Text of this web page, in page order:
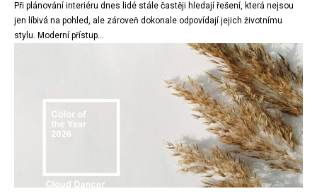
Při plánování interiéru dnes lidé stále častěji hledají řešení, která nejsou
jen líbivá na pohled, ale zároveň dokonale odpovídají jejich životnímu
stylu. Moderní přístup...